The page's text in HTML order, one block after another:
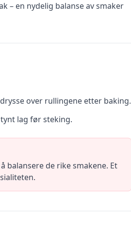
– en nydelig balanse av smaker
over rullingene etter baking.
lag før steking.
balansere de rike smakene. Et